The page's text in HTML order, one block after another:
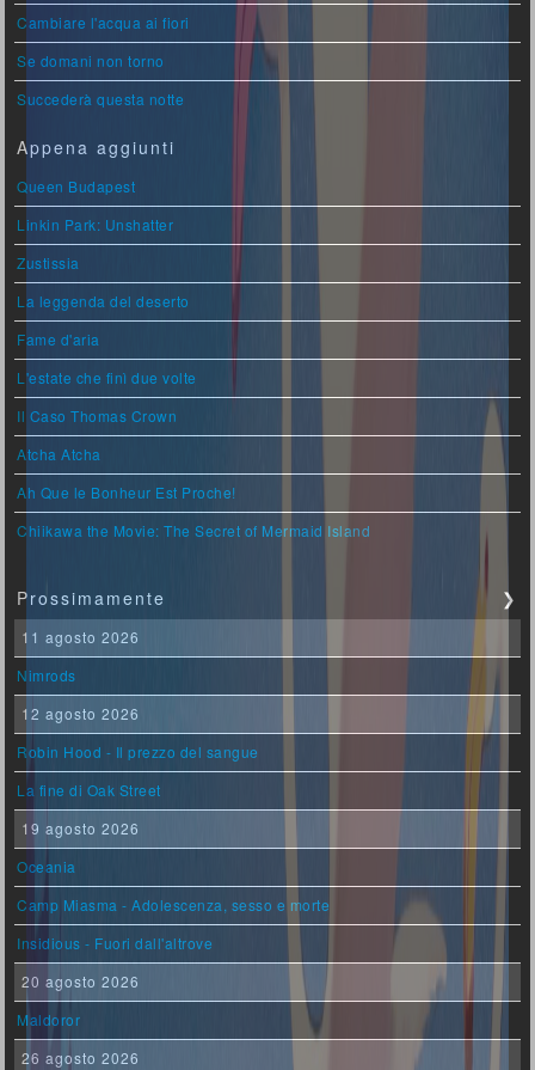
Cambiare l'acqua ai fiori
Se domani non torno
Succederà questa notte
Appena aggiunti
Queen Budapest
Linkin Park: Unshatter
Zustissia
La leggenda del deserto
Fame d'aria
L'estate che finì due volte
Il Caso Thomas Crown
Atcha Atcha
Ah Que le Bonheur Est Proche!
Chiikawa the Movie: The Secret of Mermaid Island
Prossimamente ❯
11 agosto 2026
Nimrods
12 agosto 2026
Robin Hood - Il prezzo del sangue
La fine di Oak Street
19 agosto 2026
Oceania
Camp Miasma - Adolescenza, sesso e morte
Insidious - Fuori dall'altrove
20 agosto 2026
Maldoror
26 agosto 2026